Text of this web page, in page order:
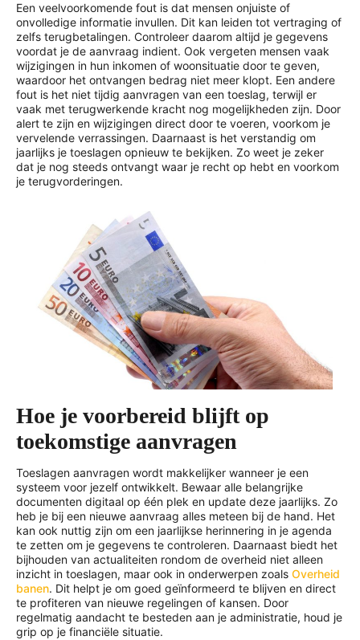
Een veelvoorkomende fout is dat mensen onjuiste of
onvolledige informatie invullen. Dit kan leiden tot vertraging of
zelfs terugbetalingen. Controleer daarom altijd je gegevens
voordat je de aanvraag indient. Ook vergeten mensen vaak
wijzigingen in hun inkomen of woonsituatie door te geven,
waardoor het ontvangen bedrag niet meer klopt. Een andere
fout is het niet tijdig aanvragen van een toeslag, terwijl er
vaak met terugwerkende kracht nog mogelijkheden zijn. Door
alert te zijn en wijzigingen direct door te voeren, voorkom je
vervelende verrassingen. Daarnaast is het verstandig om
jaarlijks je toeslagen opnieuw te bekijken. Zo weet je zeker
dat je nog steeds ontvangt waar je recht op hebt en voorkom
je terugvorderingen.
Hoe je voorbereid blijft op
toekomstige aanvragen
Toeslagen aanvragen wordt makkelijker wanneer je een
systeem voor jezelf ontwikkelt. Bewaar alle belangrijke
documenten digitaal op één plek en update deze jaarlijks. Zo
heb je bij een nieuwe aanvraag alles meteen bij de hand. Het
kan ook nuttig zijn om een jaarlijkse herinnering in je agenda
te zetten om je gegevens te controleren. Daarnaast biedt het
bijhouden van actualiteiten rondom de overheid niet alleen
inzicht in toeslagen, maar ook in onderwerpen zoals Overheid
banen. Dit helpt je om goed geïnformeerd te blijven en direct
te profiteren van nieuwe regelingen of kansen. Door
regelmatig aandacht te besteden aan je administratie, houd je
grip op je financiële situatie.